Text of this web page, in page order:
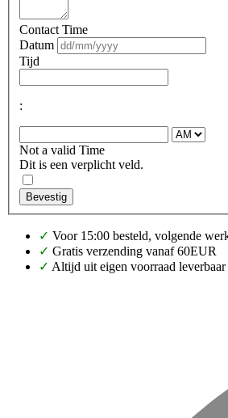
Contact Time
Datum
Tijd
:
Not a valid Time
Dit is een verplicht veld.
Bevestig
✓ Voor 15:00 besteld, volgende
✓ Gratis verzending vanaf 60EUR
✓ Altijd uit eigen voorraad leverbaar